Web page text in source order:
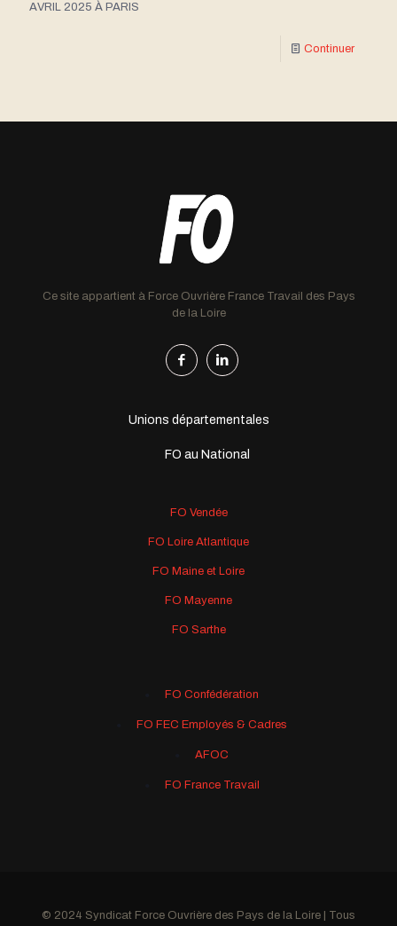
AVRIL 2025 À PARIS
Continuer
Ce site appartient à Force Ouvrière France Travail des Pays
de la Loire
Unions départementales
FO au National
FO Vendée
FO Loire Atlantique
FO Maine et Loire
FO Mayenne
FO Sarthe
FO Confédération
FO FEC Employés & Cadres
AFOC
FO France Travail
© 2024 Syndicat Force Ouvrière des Pays de la Loire | Tous